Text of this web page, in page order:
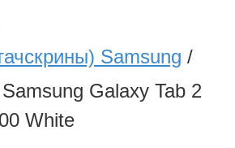
Samsung /
Galaxy Tab 2
White